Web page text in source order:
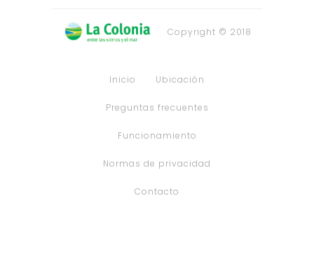
Copyright © 2018
Inicio Ubicación
Preguntas frecuentes
Funcionamiento
Normas de privacidad
Contacto